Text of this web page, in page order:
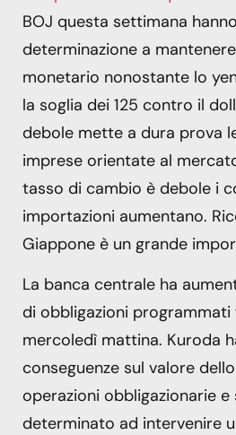
BOJ questa settimana
determinazione a
monetario nonostante lo
la soglia dei 125 contro il
debole mette a dura prova
imprese orientate al
tasso di cambio è debole i
importazioni aumentano.
Giappone è un grande
La banca centrale ha
di obbligazioni programmati
mercoledì mattina. Kuroda
conseguenze sul valore
operazioni obbligazionarie e
determinato ad intervenire